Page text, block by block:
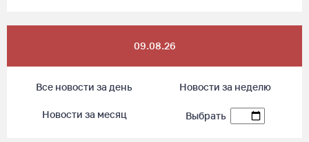
09.08.26 / 07:40
В Вологодской области впервые пройдет фестиваль памяти
Ольги Фокиной
09.08.26
Все новости за день Новости за неделю
Новости за месяц Выбрать